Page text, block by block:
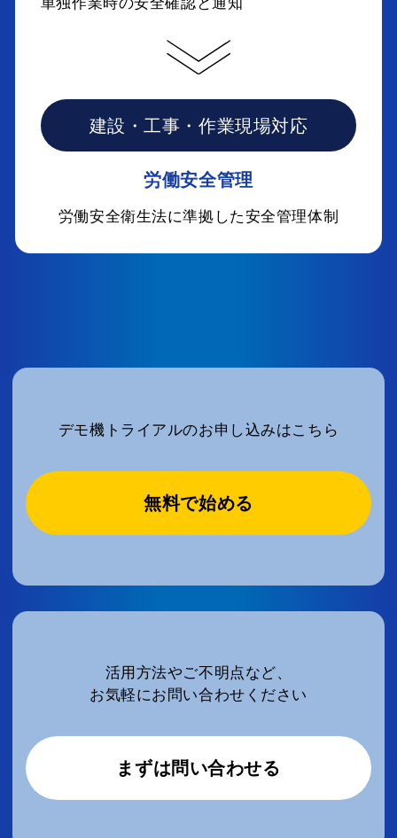
建設・工事・作業現場対応
労働安全管理
労働安全衛生法に準拠した安全管理体制
デモ機トライアルのお申し込みはこちら
無料で始める
活用方法やご不明点など、
お気軽にお問い合わせください
まずは問い合わせる